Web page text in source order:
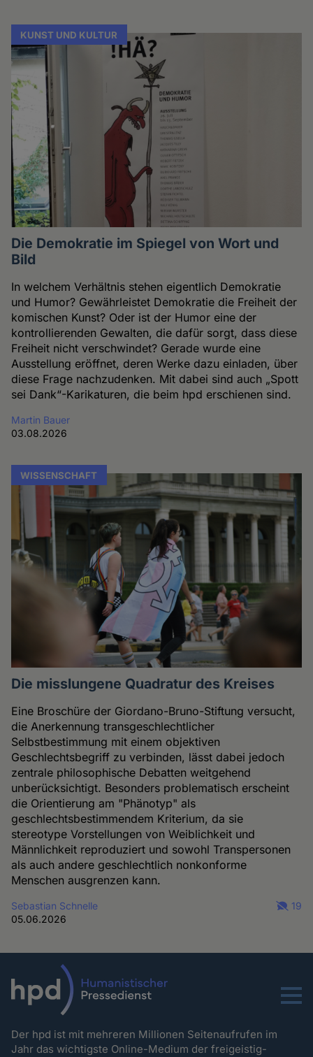
KUNST UND KULTUR
Die Demokratie im Spiegel von Wort und
Bild
In welchem Verhältnis stehen eigentlich Demokratie
und Humor? Gewährleistet Demokratie die Freiheit der
komischen Kunst? Oder ist der Humor eine der
kontrollierenden Gewalten, die dafür sorgt, dass diese
Freiheit nicht verschwindet? Gerade wurde eine
Ausstellung eröffnet, deren Werke dazu einladen, über
diese Frage nachzudenken. Mit dabei sind auch „Spott
sei Dank“-Karikaturen, die beim hpd erschienen sind.
Martin Bauer
03.08.2026
WISSENSCHAFT
Die misslungene Quadratur des Kreises
Eine Broschüre der Giordano-Bruno-Stiftung versucht,
die Anerkennung transgeschlechtlicher
Selbstbestimmung mit einem objektiven
Geschlechtsbegriff zu verbinden, lässt dabei jedoch
zentrale philosophische Debatten weitgehend
unberücksichtigt. Besonders problematisch erscheint
die Orientierung am "Phänotyp" als
geschlechtsbestimmendem Kriterium, da sie
stereotype Vorstellungen von Weiblichkeit und
Männlichkeit reproduziert und sowohl Transpersonen
als auch andere geschlechtlich nonkonforme
Menschen ausgrenzen kann.
Sebastian Schnelle
05.06.2026
19
Menu
Der hpd ist mit mehreren Millionen Seitenaufrufen im
Jahr das wichtigste Online-Medium der freigeistig-